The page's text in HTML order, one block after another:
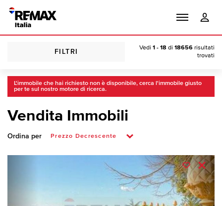
FILTRI
Vedi 1 - 18 di 18656 risultati
trovati
L'immobile che hai richiesto non è disponibile, cerca l'immobile giusto
per te sul nostro motore di ricerca.
Vendita Immobili
Ordina per